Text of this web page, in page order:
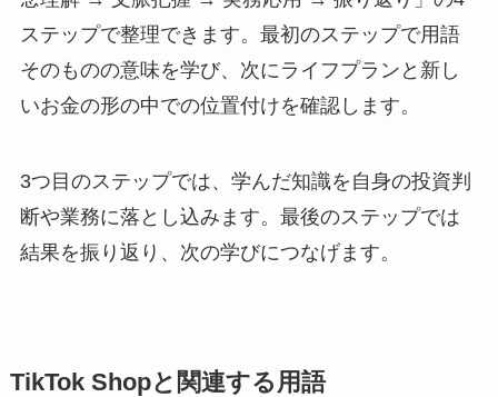
ステップで整理できます。最初のステップで用語
そのものの意味を学び、次にライフプランと新し
いお金の形の中での位置付けを確認します。
3つ目のステップでは、学んだ知識を自身の投資判
断や業務に落とし込みます。最後のステップでは
結果を振り返り、次の学びにつなげます。
TikTok Shopと関連する用語